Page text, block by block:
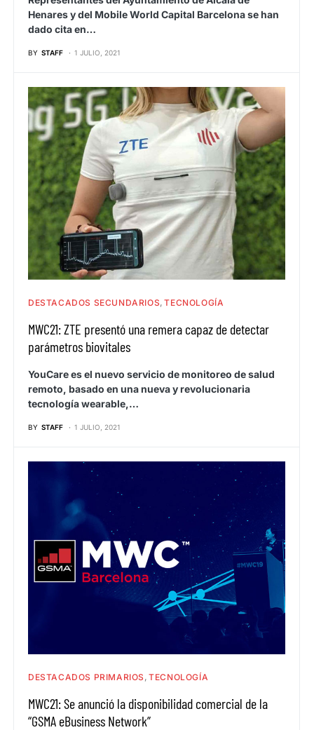
Henares y del Mobile World Capital Barcelona se han
dado cita en…
BY STAFF 1 JULIO, 2021
DESTACADOS SECUNDARIOS TECNOLOGÍA
MWC21: ZTE presentó una remera capaz de detectar
parámetros biovitales
YouCare es el nuevo servicio de monitoreo de salud
remoto, basado en una nueva y revolucionaria
tecnología wearable,…
BY STAFF 1 JULIO, 2021
DESTACADOS PRIMARIOS TECNOLOGÍA
MWC21: Se anunció la disponibilidad comercial de la
“GSMA eBusiness Network”